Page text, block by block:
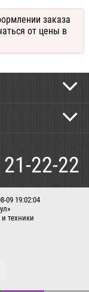
заказа
от цены в
22-22
09 19:02:04
техники